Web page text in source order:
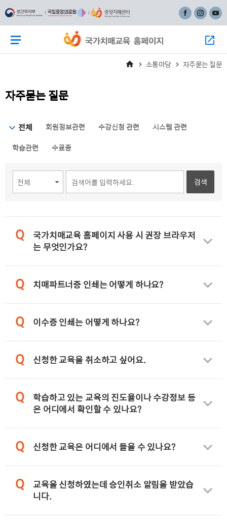
주
메
로
본
문
가
메뉴 버튼
페이스북인스타그
유튜
소통마당 자주묻는 질문
자주묻는 질문
전체 선택됨회원정보관련 수강신청 관련
시스템 관련
학습관련
수료증
검색
Q
국가치매교육 홈페이지 사용 시 권장 브라우저
는 무엇인가요?
Q 치매파트너증 인쇄는 어떻게 하나요?
Q 이수증 인쇄는 어떻게 하나요?
Q 신청한 교육을 취소하고 싶어요.
Q
학습하고 있는 교육의 진도율이나 수강정보 등
은 어디에서 확인할 수 있나요?
Q 신청한 교육은 어디에서 들을 수 있나요?
Q
교육을 신청하였는데 승인취소 알림을 받았습
니다.